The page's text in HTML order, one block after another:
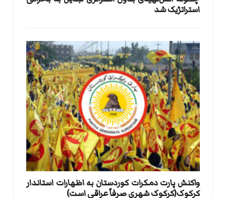
استراتژیک شد
واکنش پارت دمکرات کوردستان به اظهارات استاندار
کرکوک(کرکوک شهری صرفاً عراقی است)